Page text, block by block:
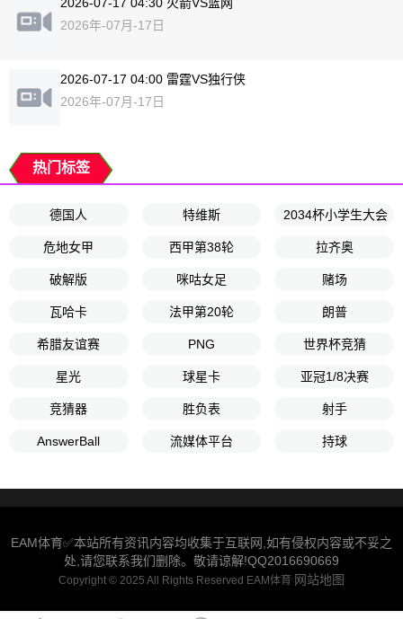
2026年-07月-17日
2026-07-17 04:00 雷霆VS独行侠
2026年-07月-17日
热门标签
德国人 特维斯 2034杯小学生大会
危地女甲 西甲第38轮 拉齐奥
破解版 咪咕女足 赌场
瓦哈卡 法甲第20轮 朗普
希腊友谊赛 PNG 世界杯竞猜
星光 球星卡 亚冠1/8决赛
竞猜器 胜负表 射手
AnswerBall 流媒体平台 持球
EAM体育✅本站所有资讯内容均收集于互联网,如有侵权内容或不妥之
处,请您联系我们删除。敬请谅解!QQ2016690669
Copyright © 2025 All Rights Reserved EAM体育 网站地图